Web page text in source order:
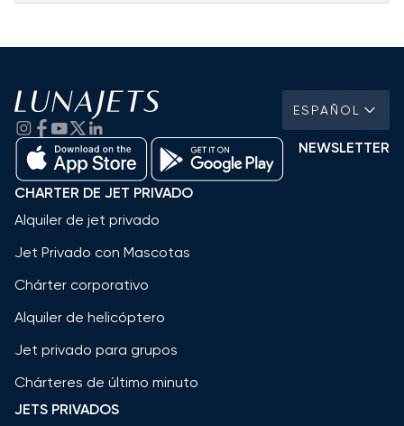
ESPAÑOL
NEWSLETTER
CHARTER DE JET PRIVADO
Alquiler de jet privado
Jet Privado con Mascotas
Chárter corporativo
Alquiler de helicóptero
Jet privado para grupos
Chárteres de último minuto
JETS PRIVADOS